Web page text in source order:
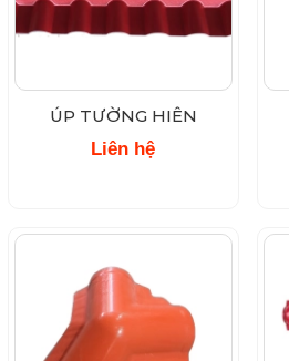
ÚP TƯỜNG HIÊN
Liên hệ